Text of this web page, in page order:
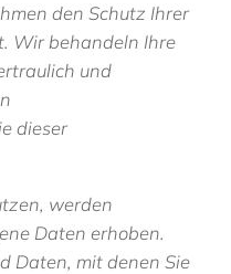
den Schutz Ihrer
Wir behandeln Ihre
und
dieser
werden
Daten erhoben.
Daten, mit denen Sie